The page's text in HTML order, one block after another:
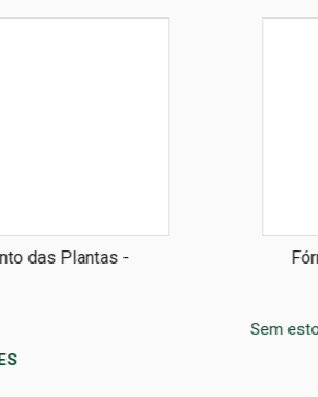
Fórmula para Crianças